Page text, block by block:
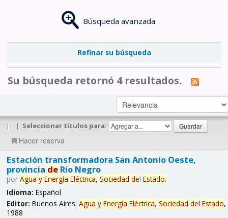
Búsqueda avanzada
Refinar su búsqueda
Su búsqueda retornó 4 resultados.
| | Seleccionar títulos para:
Hacer reserva
Estación transformadora San Antonio Oeste,
provincia deRío Negro
por Agua y Energía Eléctrica, Sociedad del Estado.
Idioma: Español
Editor: Buenos Aires: Agua y Energía Eléctrica, Sociedad del Estado,
1988